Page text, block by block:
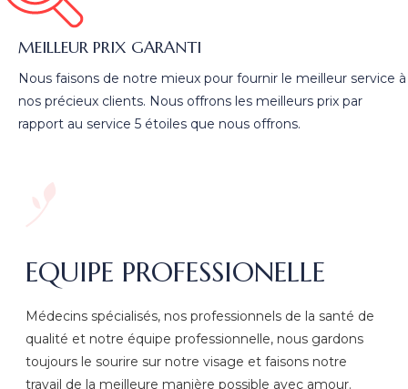
MEILLEUR PRIX GARANTI
Nous faisons de notre mieux pour fournir le meilleur service à
nos précieux clients. Nous offrons les meilleurs prix par
rapport au service 5 étoiles que nous offrons.
EQUIPE PROFESSIONELLE
Médecins spécialisés, nos professionnels de la santé de
qualité et notre équipe professionnelle, nous gardons
toujours le sourire sur notre visage et faisons notre
travail de la meilleure manière possible avec amour.